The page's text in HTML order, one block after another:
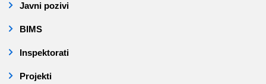
Javni pozivi
BIMS
Inspektorati
Projekti